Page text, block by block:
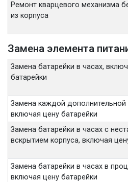
Ремонт кварцевого механизма
из корпуса
Замена элемента
Замена батарейки в часах,
батарейки
Замена каждой дополнительной
включая цену батарейки
Замена батарейки в часах с
вскрытием корпуса, включая
Замена батарейки в часах в
включая цену батарейки